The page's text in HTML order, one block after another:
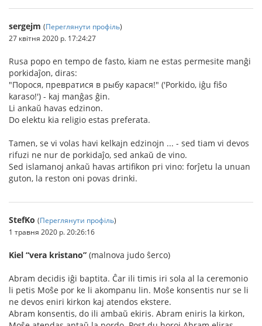
sergejm (Переглянути профіль)
27 квітня 2020 р. 17:24:27
Rusa popo en tempo de fasto, kiam ne estas permesite manĝi
porkidaĵon, diras:
"Порося, превратися в рыбу карася!" ('Porkido, iĝu fiŝo
karaso!') - kaj manĝas ĝin.
Li ankaŭ havas edzinon.
Do elektu kia religio estas preferata.
Tamen, se vi volas havi kelkajn edzinojn ... - sed tiam vi devos
rifuzi ne nur de porkidaĵo, sed ankaŭ de vino.
Sed islamanoj ankaŭ havas artifikon pri vino: forĵetu la unuan
guton, la reston oni povas drinki.
StefKo (Переглянути профіль)
1 травня 2020 р. 20:26:16
Kiel “vera kristano” (malnova judo ŝerco)
Abram decidis iĝi baptita. Ĉar ili timis iri sola al la ceremonio
li petis Moŝe por ke li akompanu lin. Moŝe konsentis nur se li
ne devos eniri kirkon kaj atendos ekstere.
Abram konsentis, do ili ambaŭ ekiris. Abram eniris la kirkon,